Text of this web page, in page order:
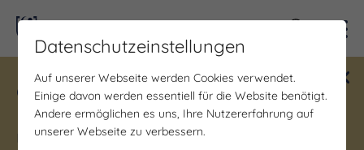
Gewinne ein Blind Date mit Saale-
Unstrut! Teilnahme vom 1.7. - 18.12.
möglich.
Datenschutzeinstellungen
Auf unserer Webseite werden Cookies verwendet.
Einige davon werden essentiell für die Website benötigt.
Andere ermöglichen es uns, Ihre Nutzererfahrung auf
unserer Webseite zu verbessern.